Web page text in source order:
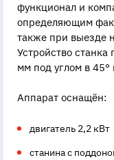
функционал и
определяющим
также при выезде
Устройство
мм под углом в 45°
Аппарат оснащён:
двигатель 2,2 кВт
станина с